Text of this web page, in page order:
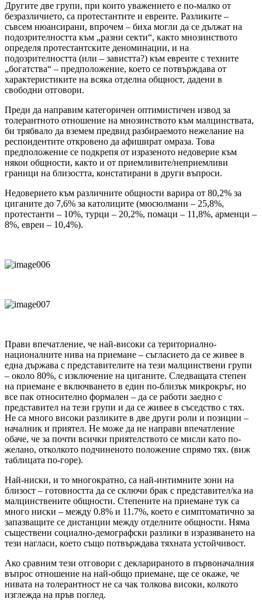
Другите две групи, при които уважението е по-малко от
безразличието, са протестантите и евреите. Разликите –
съвсем нюансирани, впрочем – биха могли да се дължат на
подозрителността към „разни секти“, както мнозинството
определя протестантските деноминации, и на
подозрителността (или – завистта?) към евреите с техните
„богатства“ – предположение, което се потвърждава от
характеристиките на всяка отделна общност, дадени в
свободни отговори.
Преди да направим категоричен оптимистичен извод за
толерантното отношение на мнозинството към малцинствата,
би трябвало да вземем предвид разбираемото нежелание на
респондентите откровено да афишират омраза. Това
предположение се подкрепя от изразеното недоверие към
някои общности, както и от приемливите/неприемливи
граници на близостта, констатирани в други въпроси.
Недоверието към различните общности варира от 80,2% за
циганите до 7,6% за католиците (мюсюлмани – 25,8%,
протестанти – 10%, турци – 20,2%, помаци – 11,8%, арменци –
8%, евреи – 10,4%).
Прави впечатление, че най-високи са териториално-
националните нива на приемане – съгласието да се живее в
една държава с представителите на тези малцинствени групи
– около 80%, с изключение на циганите. Следващата степен
на приемане е включването в един по-близък микрокръг, но
все пак относително формален – да се работи заедно с
представител на тези групи и да се живее в съседство с тях.
Не са много високи разликите в две други роли и позиции –
началник и приятел. Не може да не направи впечатление
обаче, че за почти всички приятелството се мисли като по-
желано, отколкото подчиненото положение спрямо тях. (виж
таблицата по-горе).
Най-ниски, и то многократно, са най-интимните зони на
близост – готовността да се сключи брак с представител/ка на
малцинствените общности. Степените на приемане тук са
много ниски – между 0.8% и 11.7%, което е симптоматично за
запазващите се дистанции между отделните общности. Няма
съществени социално-демографски разлики в изразяването на
тези нагласи, което също потвърждава тяхната устойчивост.
Ако сравним тези отговори с декларираното в първоначалния
въпрос отношение на най-общо приемане, ще се окаже, че
нивата на толерантност не са чак толкова високи, колкото
изглежда на пръв поглед.